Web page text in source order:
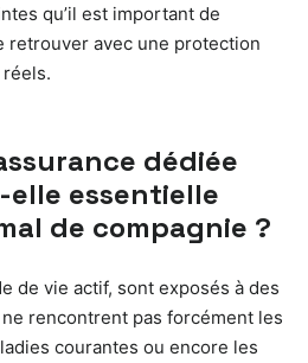
qu’il est important de
retrouver avec une protection
dédiée
essentielle
de compagnie ?
de vie actif, sont exposés à des
rencontrent pas forcément les
courantes ou encore les